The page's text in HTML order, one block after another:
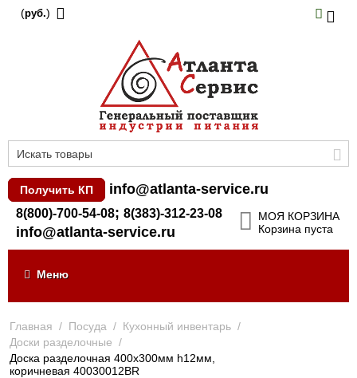
(руб.)
Получить КП info@atlanta-service.ru
8(800)-700-54-08; 8(383)-312-23-08
info@atlanta-service.ru
МОЯ КОРЗИНА
Корзина пуста
Меню
Главная / Посуда / Кухонный инвентарь /
Доски разделочные /
Доска разделочная 400х300мм h12мм,
коричневая 40030012BR